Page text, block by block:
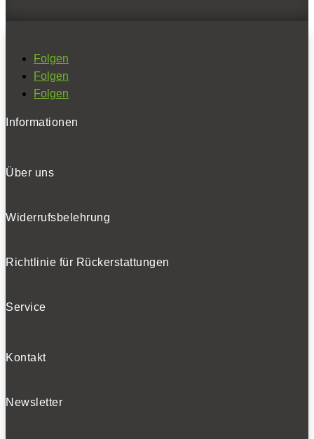
Folgen
Folgen
Folgen
Informationen
Über uns
Widerrufsbelehrung
Richtlinie für Rückerstattungen
Service
Kontakt
Newsletter